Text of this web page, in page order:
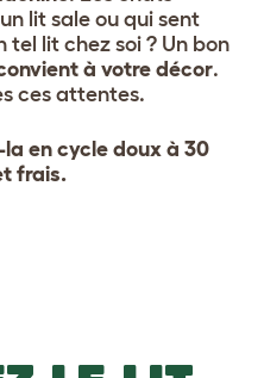
lit sale ou qui sent
lit chez soi ? Un bon
à votre décor.
ces attentes.
la en cycle doux à 30
frais.